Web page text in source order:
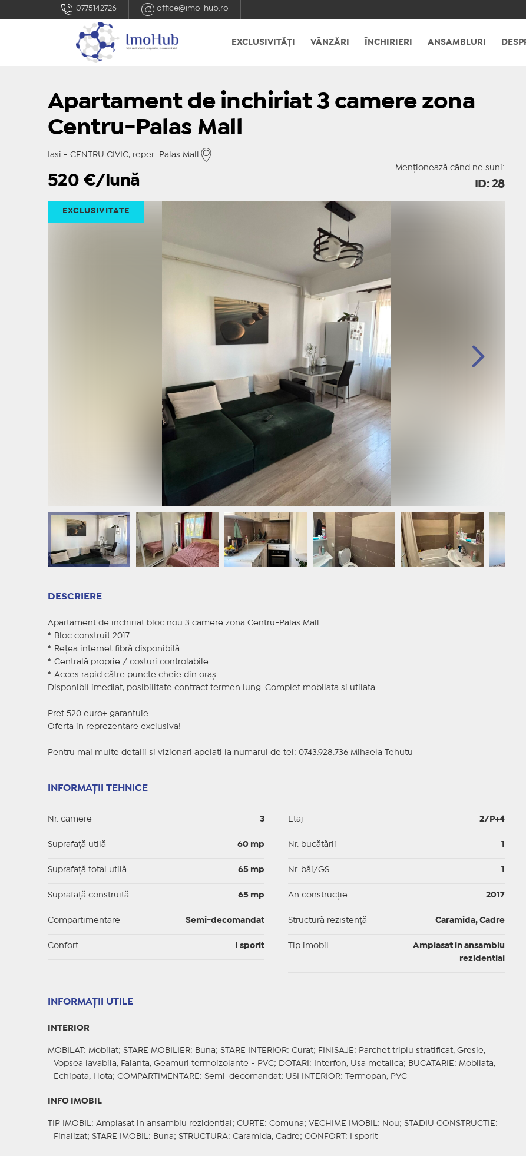
0775142726 office@imo-hub.ro
EXCLUSIVITĂȚI VÂNZĂRI ÎNCHIRIERI ANSAMBLURI
Apartament de inchiriat 3 camere zona
Centru-Palas Mall
Iasi - CENTRU CIVIC, reper: Palas Mall
Menționează când ne suni:
520 €/lună ID: 28
EXCLUSIVITATE
DESCRIERE
Apartament de inchiriat bloc nou 3 camere zona Centru-Palas Mall
* Bloc construit 2017
* Rețea internet fibră disponibilă
* Centrală proprie / costuri controlabile
* Acces rapid către puncte cheie din oraș
Disponibil imediat, posibilitate contract termen lung. Complet mobilata si utilata
Pret 520 euro+ garantuie
Oferta in reprezentare exclusiva!
Pentru mai multe detalii si vizionari apelati la numarul de tel: 0743.928.736 Mihaela Tehutu
INFORMAȚII TEHNICE
Nr. camere 3
Suprafaţă utilă 60 mp
Suprafaţă total utilă 65 mp
Suprafaţă construită 65 mp
Compartimentare Semi-decomandat
Confort I sporit
Etaj 2/P+4
Nr. bucătării
Nr. băi/GS
An construcție 2017
Structură rezistență Caramida, Cadre
Tip imobil
Amplasat in ansamblu
rezidential
INFORMAŢII UTILE
INTERIOR
MOBILAT : Mobilat; STARE MOBILIER: Buna; STARE INTERIOR: Curat; FINISAJE : Parchet triplu stratificat, Gresie,
Vopsea lavabila, Faianta, Geamuri termoizolante - PVC;
DOTARI : Interfon, Usa metalica; BUCATARIE : Mobilata,
Echipata, Hota; COMPARTIMENTARE : Semi-decomandat; USI INTERIOR: Termopan, PVC
INFO IMOBIL
TIP IMOBIL : Amplasat in ansamblu rezidential; CURTE : Comuna; VECHIME IMOBIL : Nou; STADIU CONSTRUCTIE :
Finalizat; STARE IMOBIL : Buna; STRUCTURA: Caramida, Cadre; CONFORT : I sporit